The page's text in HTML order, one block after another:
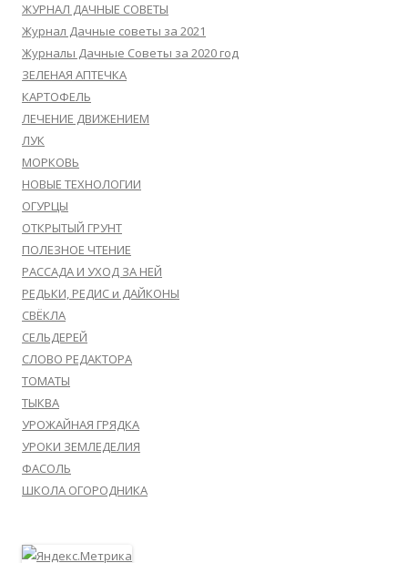
ЖУРНАЛ ДАЧНЫЕ СОВЕТЫ
Журнал Дачные советы за 2021
Журналы Дачные Советы за 2020 год
ЗЕЛЕНАЯ АПТЕЧКА
КАРТОФЕЛЬ
ЛЕЧЕНИЕ ДВИЖЕНИЕМ
ЛУК
МОРКОВЬ
НОВЫЕ ТЕХНОЛОГИИ
ОГУРЦЫ
ОТКРЫТЫЙ ГРУНТ
ПОЛЕЗНОЕ ЧТЕНИЕ
РАССАДА И УХОД ЗА НЕЙ
РЕДЬКИ, РЕДИС и ДАЙКОНЫ
СВЁКЛА
СЕЛЬДЕРЕЙ
СЛОВО РЕДАКТОРА
ТОМАТЫ
ТЫКВА
УРОЖАЙНАЯ ГРЯДКА
УРОКИ ЗЕМЛЕДЕЛИЯ
ФАСОЛЬ
ШКОЛА ОГОРОДНИКА